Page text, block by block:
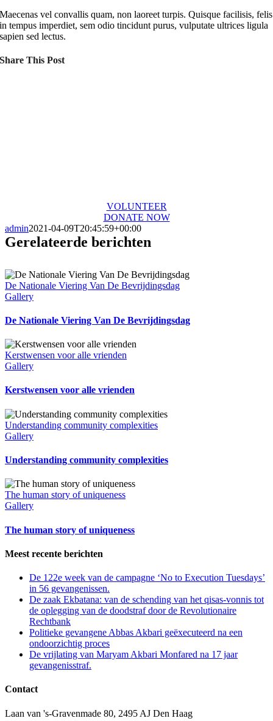
Maecenas vel convallis quam, non laoreet turpis. Quisque facilisis, felis
in tempus imperdiet, sem odio tincidunt purus, vulputate ultrices ligula
sapien sed lectus.
Share This Post
VOLUNTEER
DONATE NOW
admin2021-04-09T20:45:59+00:00
Gerelateerde berichten
De Nationale Viering Van De Bevrijdingsdag
Gallery
De Nationale Viering Van De Bevrijdingsdag
Kerstwensen voor alle vrienden
Gallery
Kerstwensen voor alle vrienden
Understanding community complexities
Gallery
Understanding community complexities
The human story of uniqueness
Gallery
The human story of uniqueness
Meest recente berichten
De 122e week van de campagne ‘No to Execution Tuesdays’
in 56 gevangenissen.
De zaak Ekbatana: van de schending van het qisas-vonnis tot
de oplegging van de doodstraf door de Revolutionaire
Rechtbank
Politieke gevangene Abbas Akbari geëxecuteerd na een
ondoorzichtig proces
De vrijlating van Maryam Akbari Monfared na 17 jaar
gevangenisstraf.
Contact
Laan van 's-Gravenmade 80, 2495 AJ Den Haag